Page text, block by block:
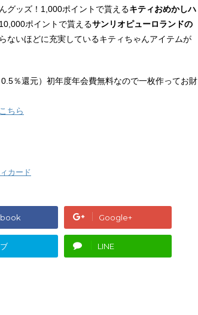
グッズ！1,000ポイントで貰えるキティおめかしハ
ポイントで貰えるサンリオピューロランドの
ないほどに充実しているキティちゃんアイテムが
％還元）初年度年会費無料なので一枚作ってお財
ちら
カード
Google+
LINE